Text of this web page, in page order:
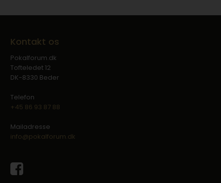
Kontakt os
Pokalforum.dk
Tofteledet 12
DK-8330 Beder
Telefon
+45 86 93 87 88
Mailadresse
info@pokalforum.dk